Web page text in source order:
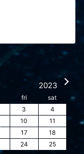
2023
fri
sat
3
4
10
11
17
18
24
25